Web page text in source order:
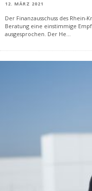
12. MÄRZ 2021
Der Finanzausschuss des Rhein-
Beratung eine einstimmige
ausgesprochen. Der He...